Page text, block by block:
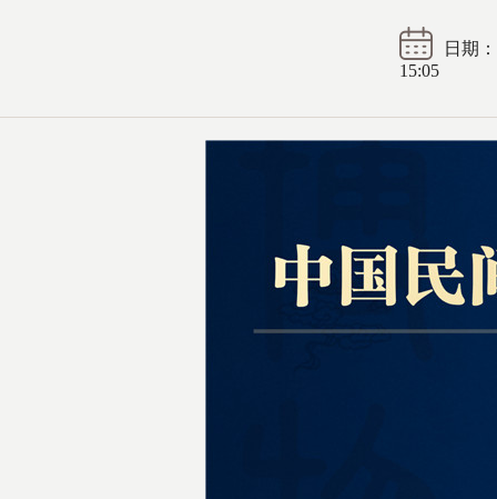
日期
15:05